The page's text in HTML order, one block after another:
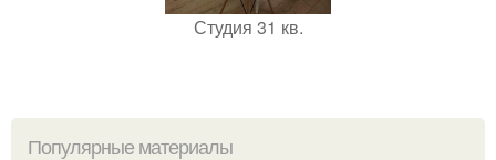
Студия 31 кв.
Популярные материалы